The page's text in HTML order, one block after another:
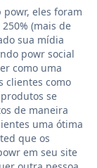
eles foram
(mais de
sua mídia
powr social
como uma
clientes como
se
de maneira
uma ótima
que os
em seu site